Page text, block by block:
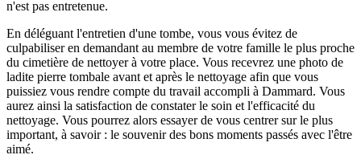
n'est pas entretenue.
En déléguant l'entretien d'une tombe, vous vous évitez de
culpabiliser en demandant au membre de votre famille le plus proche
du cimetière de nettoyer à votre place. Vous recevrez une photo de
ladite pierre tombale avant et après le nettoyage afin que vous
puissiez vous rendre compte du travail accompli à Dammard. Vous
aurez ainsi la satisfaction de constater le soin et l'efficacité du
nettoyage. Vous pourrez alors essayer de vous centrer sur le plus
important, à savoir : le souvenir des bons moments passés avec l'être
aimé.